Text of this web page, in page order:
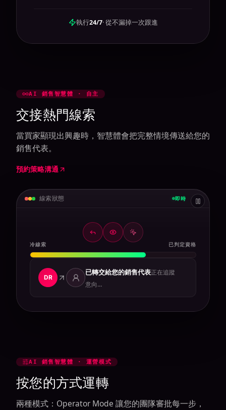
執行24/7· 從不漏掉一次跟進
AI 銷售智慧體 · 自主
交接熱門線索
當買家顯現出興趣時，智慧體會把完整情境傳送給您的
銷售代表。
預約策略溝通
線索狀態 即時
冷線索 已判定資格
DR
已轉交給您的銷售代表已判定資
格 · 已附帶情境
AI 銷售智慧體 · 運營模式
按您的方式運轉
兩種模式：Operator Mode 讓您的團隊審批每一步，